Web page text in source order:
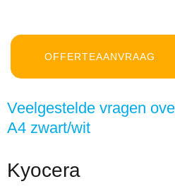
OFFERTEAANVRAAG
Veelgestelde vragen
A4 zwart/wit
Kyocera